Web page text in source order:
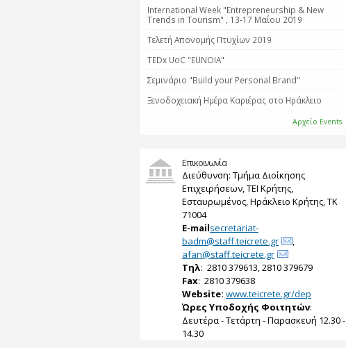
International Week "Entrepreneurship & New
Trends in Tourism" , 13-17 Μαΐου 2019
Τελετή Απονομής Πτυχίων 2019
TEDx UoC "EUNOIA"
Σεμινάριο "Βuild your Personal Brand"
Ξενοδοχειακή Ημέρα Καριέρας στο Ηράκλειο
Αρχείο Events
Επικοινωνία
Διεύθυνση: Τμήμα Διοίκησης
Επιχειρήσεων, ΤΕΙ Κρήτης,
Εσταυρωμένος, Ηράκλειο Κρήτης, ΤΚ
71004
E-mailsecretariat-
badm@staff.teicrete.gr
,
afan@staff.teicrete.gr
Tηλ: 2810 379613, 2810 379679
Fax: 2810 379638
Website: www.teicrete.gr/dep
Ώρες Υποδοχής Φοιτητών:
Δευτέρα - Τετάρτη - Παρασκευή 12.30 -
14.30